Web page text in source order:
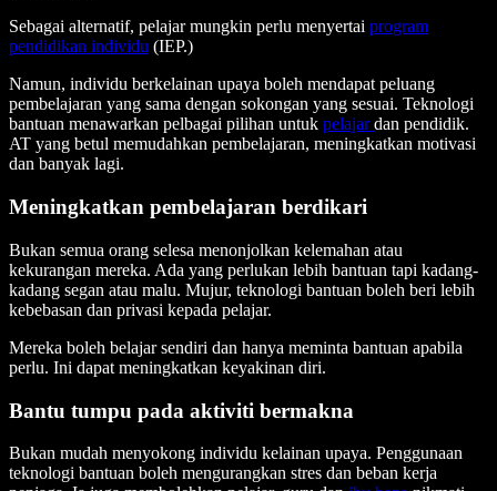
Sebagai alternatif, pelajar mungkin perlu menyertai program
pendidikan individu (IEP.)
Namun, individu berkelainan upaya boleh mendapat peluang
pembelajaran yang sama dengan sokongan yang sesuai. Teknologi
bantuan menawarkan pelbagai pilihan untuk pelajardan pendidik.
AT yang betul memudahkan pembelajaran, meningkatkan motivasi
dan banyak lagi.
Meningkatkan pembelajaran berdikari
Bukan semua orang selesa menonjolkan kelemahan atau
kekurangan mereka. Ada yang perlukan lebih bantuan tapi kadang-
kadang segan atau malu. Mujur, teknologi bantuan boleh beri lebih
kebebasan dan privasi kepada pelajar.
Mereka boleh belajar sendiri dan hanya meminta bantuan apabila
perlu. Ini dapat meningkatkan keyakinan diri.
Bantu tumpu pada aktiviti bermakna
Bukan mudah menyokong individu kelainan upaya. Penggunaan
teknologi bantuan boleh mengurangkan stres dan beban kerja